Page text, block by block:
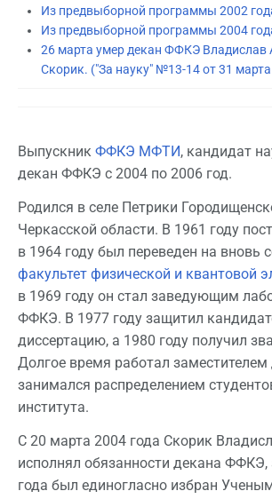
Из предвыборной программы 2002
Из предвыборной программы 2004
26 марта умер декан ФФКЭ Владислав
Скорик. ("За науку" №13-14 от 31
Выпускник ФФКЭ МФТИ, кандидат
декан ФФКЭ с 2004 по 2006 год.
Родился в селе Петрики
Черкасской области. В 1961 году
в 1964 году был переведен на вновь
факультет физической и квантовой
в 1969 году он стал заведующим
ФФКЭ. В 1977 году защитил
диссертацию, а 1980 году получил
Долгое время работал заместителем
занимался распределением
института.
С 20 марта 2004 года Скорик
исполнял обязанности декана ФФКЭ,
года был единогласно избран